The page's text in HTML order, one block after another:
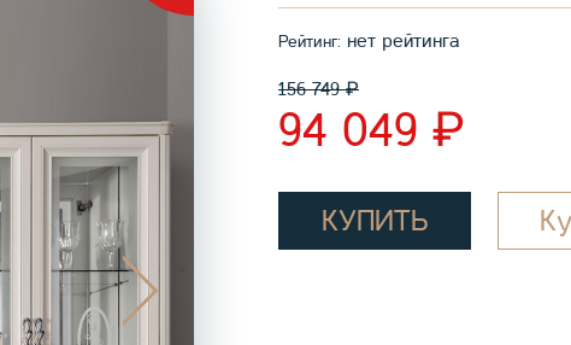
Рейтинг: нет рейтинга
156 749₽
94 049 ₽
КУПИТЬ